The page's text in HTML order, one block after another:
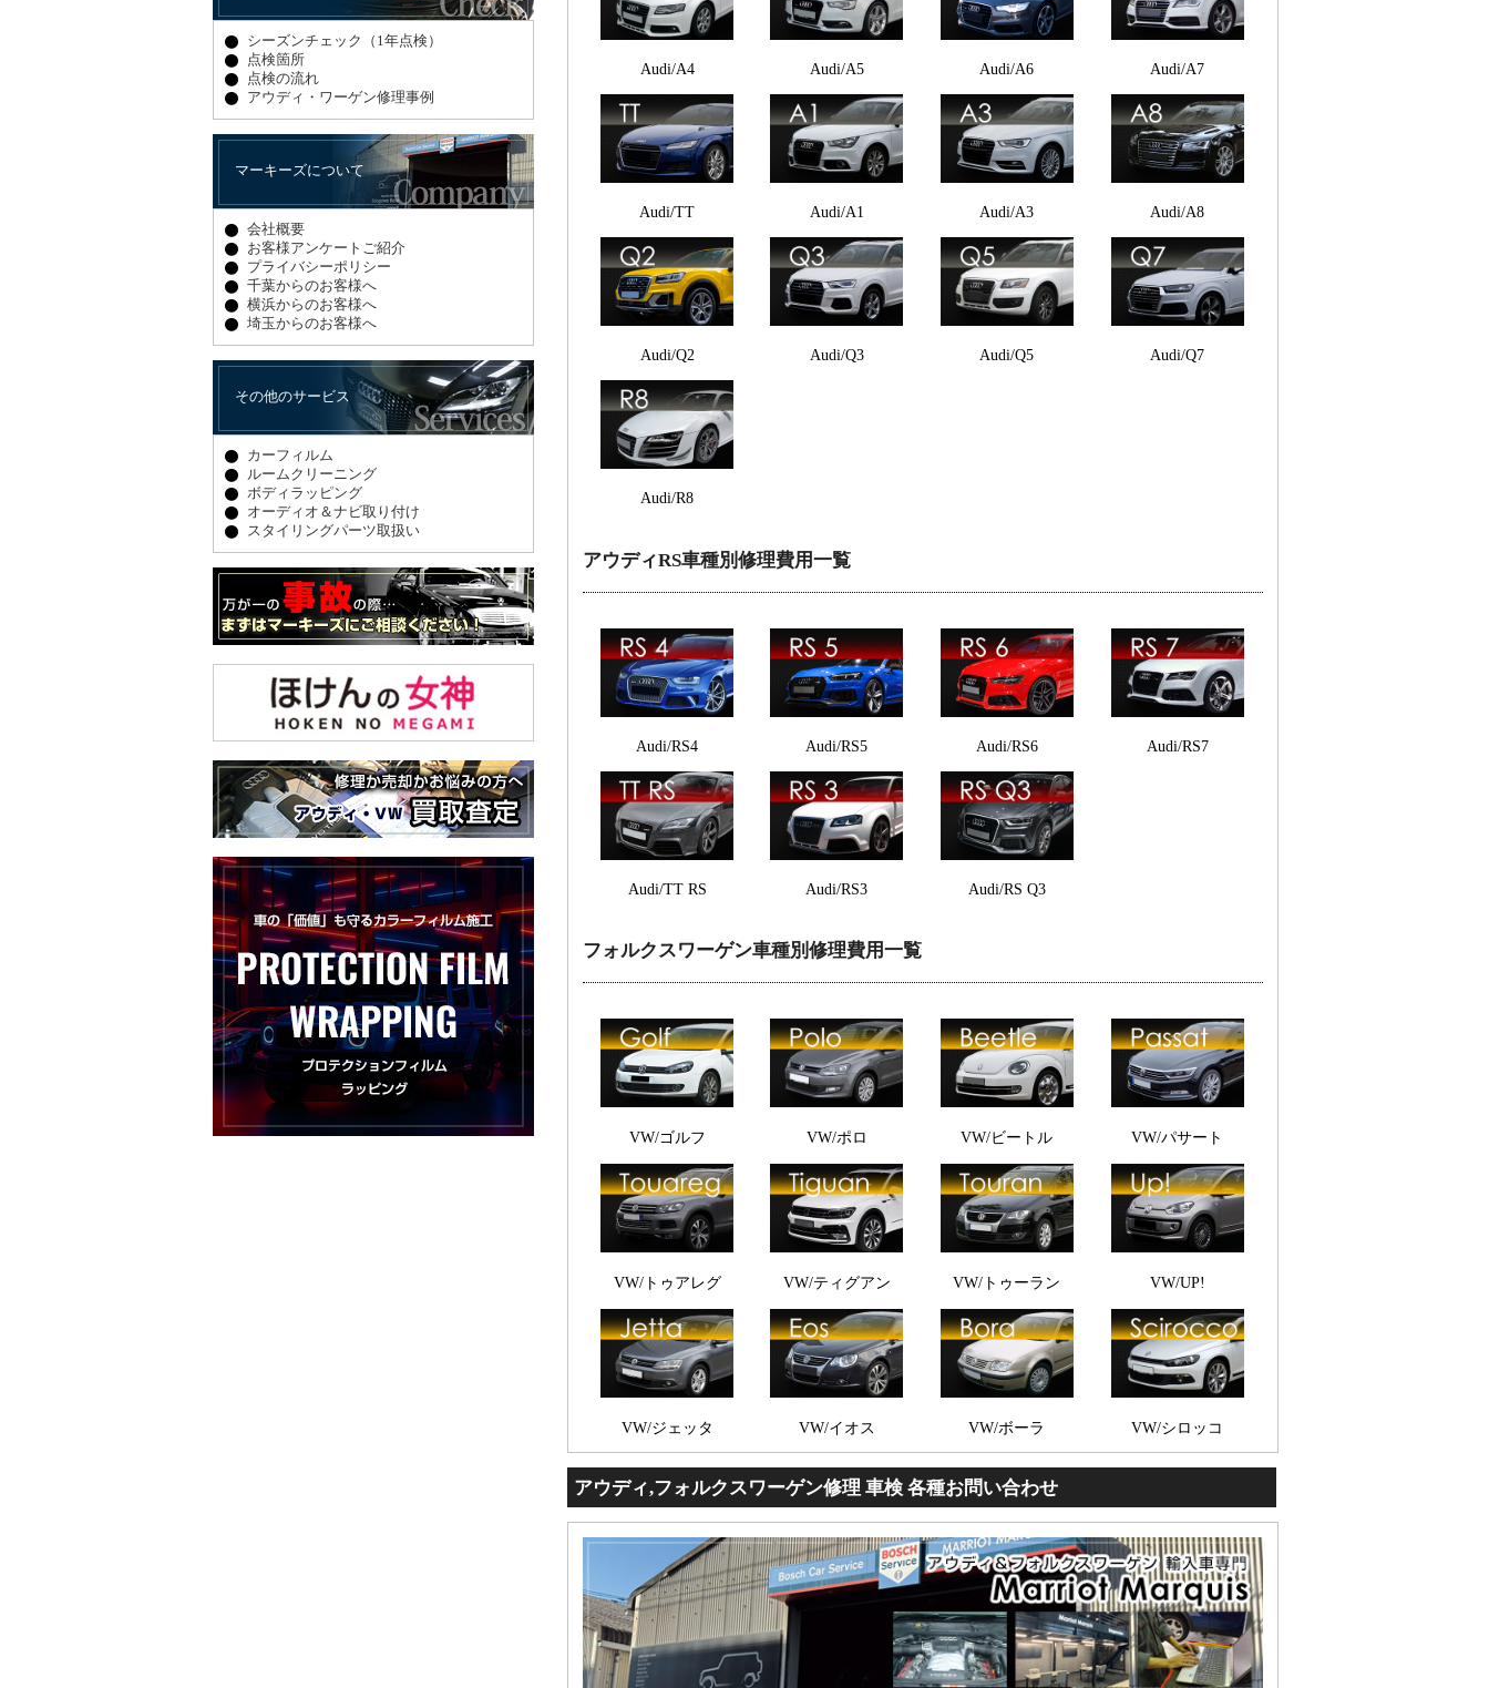
Audi/A4 Audi/A5 Audi/A6 Audi/A7
Audi/TT Audi/A1 Audi/A3 Audi/A8
Audi/Q2 Audi/Q3 Audi/Q5 Audi/Q7
Audi/R8
アウディRS車種別修理費用一覧
Audi/RS4 Audi/RS5 Audi/RS6 Audi/RS7
Audi/TT RS Audi/RS3 Audi/RS Q3
フォルクスワーゲン車種別修理費用一覧
VW/ゴルフ VW/ポロ VW/ビートル VW/パサート
VW/トゥアレグ VW/ティグアン VW/トゥーラン VW/UP!
VW/ジェッタ VW/イオス VW/ボーラ VW/シロッコ
アウディ,フォルクスワーゲン修理 車検 各種お問い合わせ
シーズンチェック（1年点検）
点検箇所
点検の流れ
アウディ・ワーゲン修理事例
マーキーズについて
会社概要
お客様アンケートご紹介
プライバシーポリシー
千葉からのお客様へ
横浜からのお客様へ
埼玉からのお客様へ
その他のサービス
カーフィルム
ルームクリーニング
ボディラッピング
オーディオ＆ナビ取り付け
スタイリングパーツ取扱い